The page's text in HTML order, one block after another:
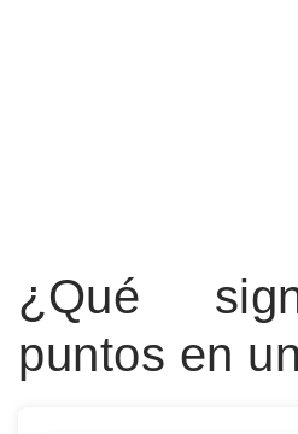
¿Qué
puntos en